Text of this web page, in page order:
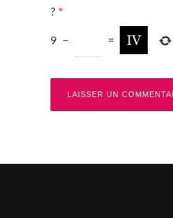
? *
9 − =